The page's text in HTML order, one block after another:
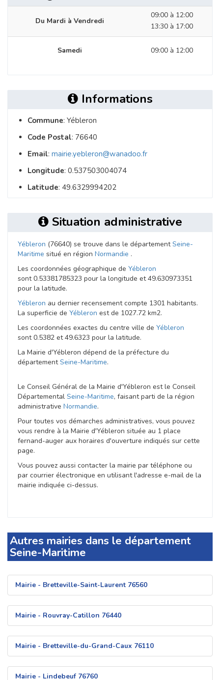
Du Mardi à Vendredi
09:00 à 12:00
13:30 à 17:00
Samedi 09:00 à 12:00
Informations
Commune: Yébleron
Code Postal: 76640
Email: mairie.yebleron@wanadoo.fr
Longitude: 0.537503004074
Latitude: 49.6329994202
Situation administrative
Yébleron (76640) se trouve dans le départementSeine-
Maritime situé en région Normandie .
Les coordonnées géographique de Yébleron
sont 0.53381785323 pour la longitude et 49.630973351
pour la latitude.
Yébleron au dernier recensement compte 1301 habitants.
La superficie de Yébleron est de 1027.72 km2.
Les coordonnées exactes du centre ville de Yébleron
sont 0.5382 et 49.6323 pour la latitude.
La Mairie d'Yébleron dépend de la préfecture du
départementSeine-Maritime.
Le Conseil Général de la Mairie d'Yébleron est le Conseil
Départemental Seine-Maritime, faisant parti de la région
administrative Normandie.
Pour toutes vos démarches administratives, vous pouvez
vous rendre à la Mairie d'Yébleron située au 1 place
fernand-auger aux horaires d'ouverture indiqués sur cette
page.
Vous pouvez aussi contacter la mairie par téléphone ou
par courrier électronique en utilisant l'adresse e-mail de la
mairie indiquée ci-dessus.
Autres mairies dans le département
Seine-Maritime
Mairie - Bretteville-Saint-Laurent 76560
Mairie - Rouvray-Catillon 76440
Mairie - Bretteville-du-Grand-Caux 76110
Mairie - Lindebeuf 76760